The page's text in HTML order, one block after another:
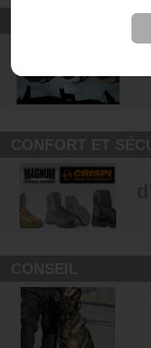
EQUIPEMENT DE